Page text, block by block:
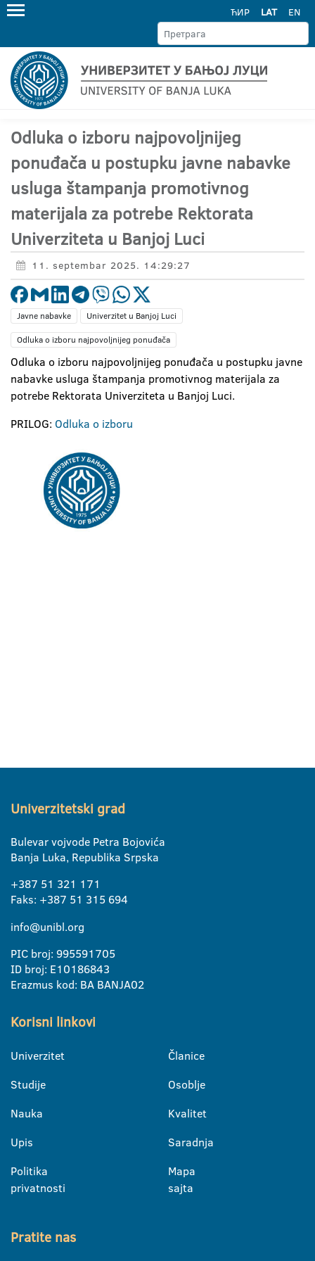
ЋИР LAT EN
Odluka o izboru najpovoljnijeg
ponuđača u postupku javne nabavke
usluga štampanja promotivnog
materijala za potrebe Rektorata
Univerziteta u Banjoj Luci
11. septembar 2025. 14:29:27
Javne nabavke
Univerzitet u Banjoj Luci
Odluka o izboru najpovoljnijeg ponuđača
Odluka o izboru najpovoljnijeg ponuđača u postupku javne
nabavke usluga štampanja promotivnog materijala za
potrebe Rektorata Univerziteta u Banjoj Luci.
PRILOG: Odluka o izboru
Univerzitetski grad
Bulevar vojvode Petra Bojovića
Banja Luka, Republika Srpska
+387 51 321 171
Faks: +387 51 315 694
info@unibl.org
PIC broj: 995591705
ID broj: E10186843
Erazmus kod: BA BANJA02
Korisni linkovi
Univerzitet
Studije
Nauka
Upis
Politika
privatnosti
Članice
Osoblje
Kvalitet
Saradnja
Mapa
sajta
Pratite nas